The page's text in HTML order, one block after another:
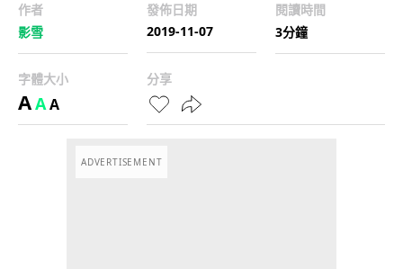
作者
影雪
發佈日期
2019-11-07
閱讀時間
3分鐘
字體大小
AAA
分享
ADVERTISEMENT